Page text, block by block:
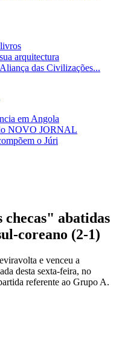
arquitectura
das Civilizações...
em Angola
NOVO JORNAL
o Júri
abatidas
coreano (2-1)
e venceu a
desta sexta-feira, no
referente ao Grupo A.